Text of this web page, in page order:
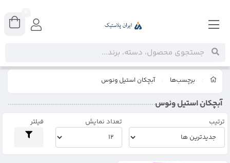
برچسب‌ها آبچکان استیل ونوس
آبچکان استیل ونوس
ترتیب تعداد نمایش فیلتر